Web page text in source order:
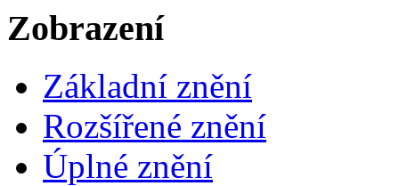
Zobrazení
Základní znění
Rozšířené znění
Úplné znění